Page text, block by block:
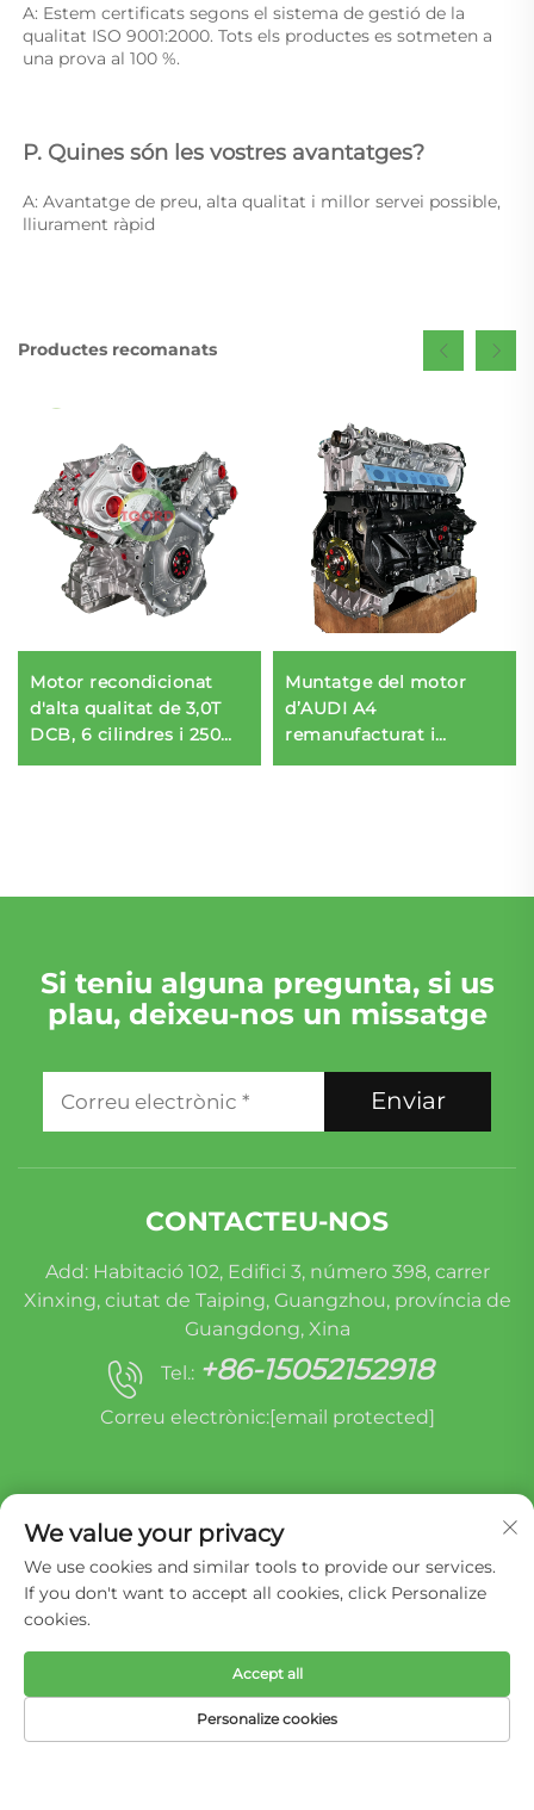
A: Estem certificats segons el sistema de gestió de la
qualitat ISO 9001:2000. Tots els productes es sotmeten a
una prova al 100 %.
P. Quines són les vostres avantatges?
A: Avantatge de preu, alta qualitat i millor servei possible,
lliurament ràpid
Productes recomanats
Motor recondicionat
d'alta qualitat de 3,0T
DCB, 6 cilindres i 250
Muntatge del motor
d’AUDI A4
remanufacturat i
Si teniu alguna pregunta, si us
plau, deixeu-nos un missatge
Enviar
CONTACTEU-NOS
Add: Habitació 102, Edifici 3, número 398, carrer
Xinxing, ciutat de Taiping, Guangzhou, província de
Guangdong, Xina
Tel.: +86-15052152918
Correu electrònic:[email protected]
Drets d'autor © Miracle Oruide (Guangzhou) Auto
Parts Remanufacturing Co., Ltd. - Política de
privadesa
PÀGINA D’INICI PRODUCTES
CORREU
TEL.
We value your privacy
We use cookies and similar tools to provide our services.
If you don't want to accept all cookies, click Personalize
cookies.
Personalize cookies
Accept all